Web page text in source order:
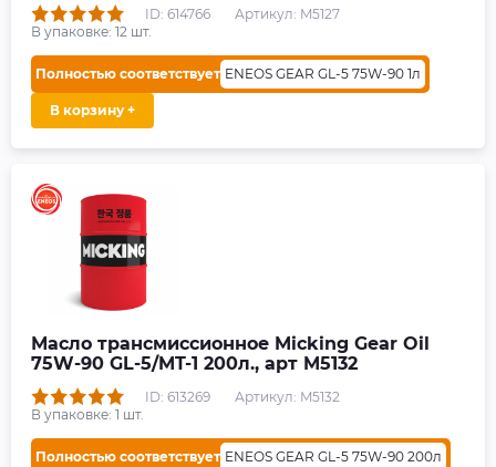
ID: 614766
Артикул: M5127
В упаковке: 12 шт.
Полностью соответствует ENEOS GEAR GL-5 75W-90 1л
В корзину +
Масло трансмиссионное Micking Gear Oil
75W-90 GL-5/MT-1 200л., арт M5132
ID: 613269
Артикул: M5132
В упаковке: 1 шт.
Полностью соответствует ENEOS GEAR GL-5 75W-90 200л